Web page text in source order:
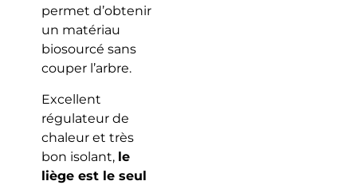
permet d’obtenir
un matériau
biosourcé sans
couper l’arbre.
Excellent
régulateur de
chaleur et très
bon isolant, le
liège est le seul